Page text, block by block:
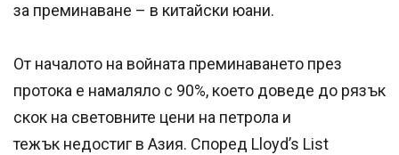
за преминаване – в китайски юани.
От началото на войната преминаването през
протока е намаляло с 90%, което доведе до рязък
скок на световните цени на петрола и
тежък недостиг в Азия. Според Lloyd’s List